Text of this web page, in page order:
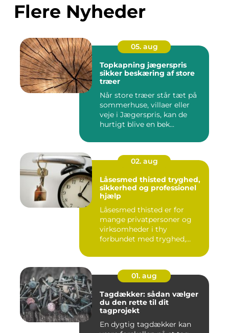
Flere Nyheder
05. aug
Topkapning jægerspris
sikker beskæring af store
træer
Når store træer står tæt på
sommerhuse, villaer eller
veje i Jægerspris, kan de
hurtigt blive en bek...
02. aug
Låsesmed thisted tryghed,
sikkerhed og professionel
hjælp
Låsesmed thisted er for
mange privatpersoner og
virksomheder i thy
forbundet med tryghed,
01. aug
Tagdækker: sådan vælger
du den rette til dit
tagprojekt
En dygtig tagdækker kan